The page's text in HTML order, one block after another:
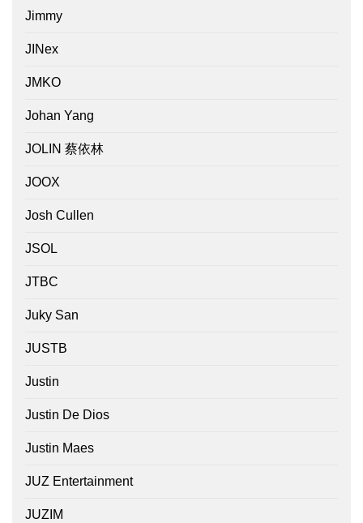
Jimmy
JINex
JMKO
Johan Yang
JOLIN 蔡依林
JOOX
Josh Cullen
JSOL
JTBC
Juky San
JUSTB
Justin
Justin De Dios
Justin Maes
JUZ Entertainment
JUZIM